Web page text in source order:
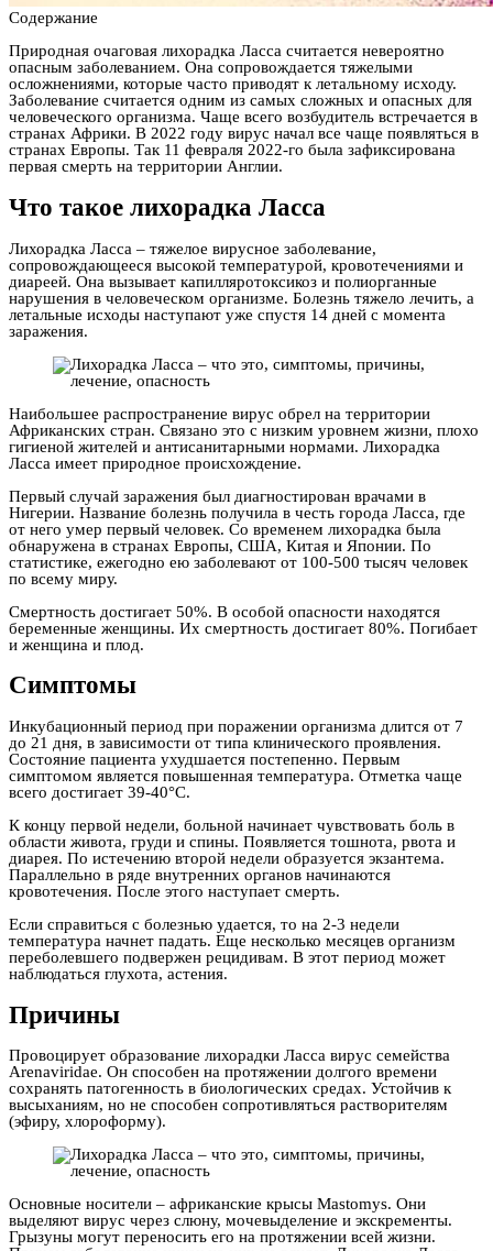
Содержание
Природная очаговая лихорадка Ласса считается невероятно
опасным заболеванием. Она сопровождается тяжелыми
осложнениями, которые часто приводят к летальному исходу.
Заболевание считается одним из самых сложных и опасных для
человеческого организма. Чаще всего возбудитель встречается в
странах Африки. В 2022 году вирус начал все чаще появляться в
странах Европы. Так 11 февраля 2022-го была зафиксирована
первая смерть на территории Англии.
Что такое лихорадка Ласса
Лихорадка Ласса – тяжелое вирусное заболевание,
сопровождающееся высокой температурой, кровотечениями и
диареей. Она вызывает капилляротоксикоз и полиорганные
нарушения в человеческом организме. Болезнь тяжело лечить, а
летальные исходы наступают уже спустя 14 дней с момента
заражения.
Наибольшее распространение вирус обрел на территории
Африканских стран. Связано это с низким уровнем жизни, плохо
гигиеной жителей и антисанитарными нормами. Лихорадка
Ласса имеет природное происхождение.
Первый случай заражения был диагностирован врачами в
Нигерии. Название болезнь получила в честь города Ласса, где
от него умер первый человек. Со временем лихорадка была
обнаружена в странах Европы, США, Китая и Японии. По
статистике, ежегодно ею заболевают от 100-500 тысяч человек
по всему миру.
Смертность достигает 50%. В особой опасности находятся
беременные женщины. Их смертность достигает 80%. Погибает
и женщина и плод.
Симптомы
Инкубационный период при поражении организма длится от 7
до 21 дня, в зависимости от типа клинического проявления.
Состояние пациента ухудшается постепенно. Первым
симптомом является повышенная температура. Отметка чаще
всего достигает 39-40°С.
К концу первой недели, больной начинает чувствовать боль в
области живота, груди и спины. Появляется тошнота, рвота и
диарея. По истечению второй недели образуется экзантема.
Параллельно в ряде внутренних органов начинаются
кровотечения. После этого наступает смерть.
Если справиться с болезнью удается, то на 2-3 недели
температура начнет падать. Еще несколько месяцев организм
переболевшего подвержен рецидивам. В этот период может
наблюдаться глухота, астения.
Причины
Провоцирует образование лихорадки Ласса вирус семейства
Arenaviridae. Он способен на протяжении долгого времени
сохранять патогенность в биологических средах. Устойчив к
высыханиям, но не способен сопротивляться растворителям
(эфиру, хлороформу).
Основные носители – африканские крысы Mastomys. Они
выделяют вирус через слюну, мочевыделение и экскременты.
Грызуны могут переносить его на протяжении всей жизни.